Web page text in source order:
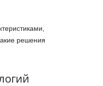
решения